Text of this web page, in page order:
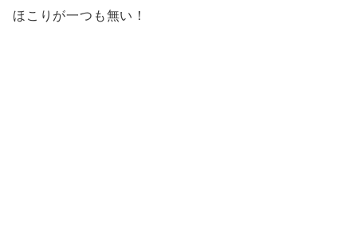
ほこりが一つも無い！